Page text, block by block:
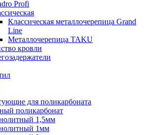
Profi
Классическая металлочерепица Grand
Line
Металлочерепица TAKU
кровли
для поликарбоната
поликарбонат
1,5мм
1мм